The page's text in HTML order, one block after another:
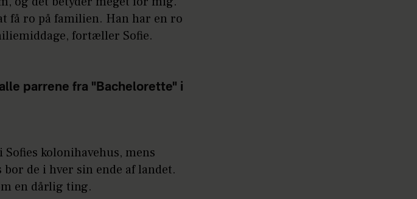
få ro på familien. Han har en ro
fortæller Sofie.
parrene fra "Bachelorette" i
kolonihavehus, mens
de i hver sin ende af landet.
en dårlig ting.